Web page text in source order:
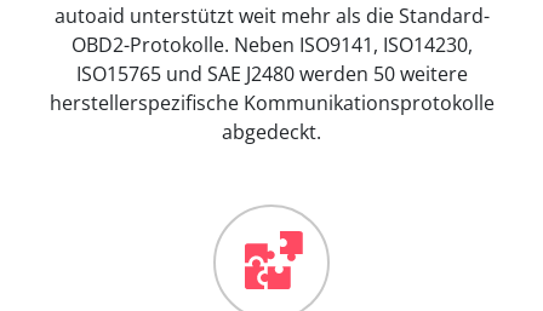
autoaid unterstützt weit mehr als die Standard-
OBD2-Protokolle. Neben ISO9141, ISO14230,
ISO15765 und SAE J2480 werden 50 weitere
herstellerspezifische Kommunikationsprotokolle
abgedeckt.